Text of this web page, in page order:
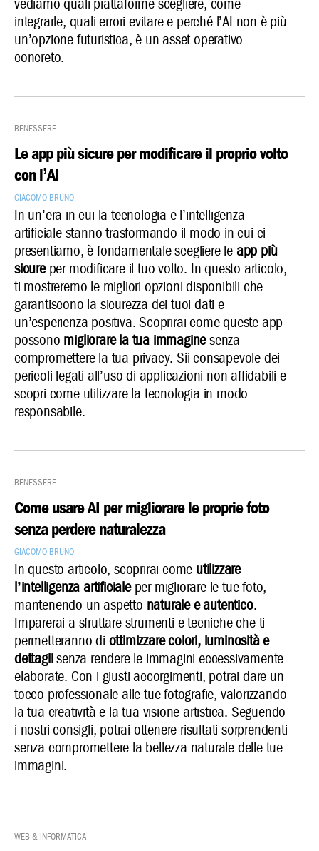
vediamo quali piattaforme scegliere, come
integrarle, quali errori evitare e perché l’AI non è più
un’opzione futuristica, è un asset operativo
concreto.
Benessere
Le app più sicure per modificare il proprio volto
con l’AI
Giacomo Bruno
In un’era in cui la tecnologia e l’intelligenza
artificiale stanno trasformando il modo in cui ci
presentiamo, è fondamentale scegliere le app più
sicureper modificare il tuo volto. In questo articolo,
ti mostreremo le migliori opzioni disponibili che
garantiscono la sicurezza dei tuoi dati e
un’esperienza positiva. Scoprirai come queste app
possono migliorare la tua immaginesenza
compromettere la tua privacy. Sii consapevole dei
pericoli legati all’uso di applicazioni non affidabili e
scopri come utilizzare la tecnologia in modo
responsabile.
Benessere
Come usare AI per migliorare le proprie foto
senza perdere naturalezza
Giacomo Bruno
In questo articolo, scoprirai come utilizzare
l’intelligenza artificialeper migliorare le tue foto,
mantenendo un aspetto naturale e autentico.
Imparerai a sfruttare strumenti e tecniche che ti
permetteranno di ottimizzare colori, luminosità e
dettaglisenza rendere le immagini eccessivamente
elaborate. Con i giusti accorgimenti, potrai dare un
tocco professionale alle tue fotografie, valorizzando
la tua creatività e la tua visione artistica. Seguendo
i nostri consigli, potrai ottenere risultati sorprendenti
senza compromettere la bellezza naturale delle tue
immagini.
Web & Informatica